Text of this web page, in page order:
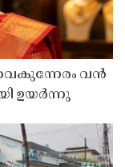
വൻ
ഉയർന്നു